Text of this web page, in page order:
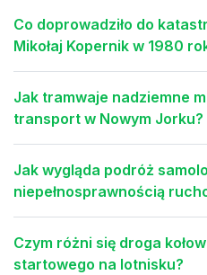
Co doprowadziło do
Mikołaj Kopernik w 1980
Jak tramwaje nadziemne
transport w Nowym Jorku?
Jak wygląda podróż
niepełnosprawnością
Czym różni się droga
startowego na lotnisku?